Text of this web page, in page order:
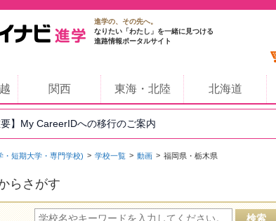
進学の、その先へ。
なりたい「わたし」を一緒に見つける
進路情報ポータルサイト
関西 東海・北陸 北海道
要】My CareerIDへの移行のご案内
・短期大学・専門学校) 学校一覧 動画 福岡県・栃木県
らさがす